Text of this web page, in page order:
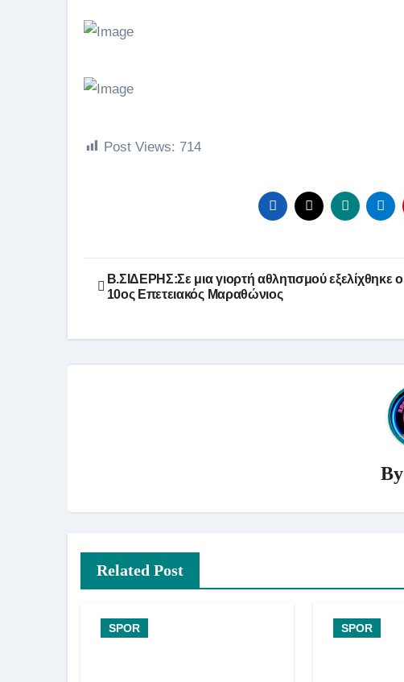
Post Views: 714
Πλοήγηση
άρθρων
B.ΣΙΔΕΡΗΣ:Σε μια γιορτή αθλητισμού εξελίχθηκε ο
10ος Επετειακός Μαραθώνιος
By
Related Post
SPOR SPOR